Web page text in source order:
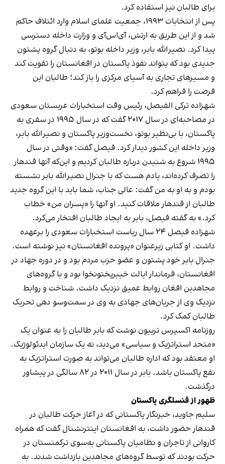
برای طالبان نیز استفاده کرد.
پس از انتخابات ۱۹۹۳، جمعیت علمای اسلام وارد ائتلاف حاکم
شد و از این طریق به ارتش، آی‌اس‌آی و وزارت داخله دسترسی
پیدا کرد. نصیرالله بابر، وزیر داخله بوتو، به دنبال گروه پشتون
جدیدی بود که بتواند نفوذ پاکستان در افغانستان را تقویت کند
و مسیرهای تجاری به آسیای مرکزی را باز کند؛ طالبان این
فرصت را فراهم کرد.
شهزاده ترکی الفیصل، رئیس وقت استخبارات عربستان سعودی
در مصاحبه‌ای در سال ۲۰۱۷ گفت که در سال ۱۹۹۵ در سفری به
پاکستان، با بی‌نظیر بوتو، نخست‌وزیر پاکستان و نصیرالله بابر،
وزیر داخله این کشور دیدار کرد. فیصل گفت: «وقتی در سال
۱۹۹۵ شروع به شنیدن درباره طالبان کردیم و این‌که آنها قندهار
را تصرف کرده‌اند، یادم هست که با جنرال نصیرالله بابر نشسته
بودم و به او به من گفت: عالی جناب، شما باید با این گروه جدید
طالبان از قندهار ملاقات کنید. او آنها را «پسران من» خطاب
کرد.» به گفته فیصل، بابر به ایجاد طالبان افتخار می‌کرد.
شهزاده فیصل ۲۴ سال ریاست استخبارات سعودی را برعهده
داشت. او کتابی زیرعنوان «پرونده افغانستان» نیز نوشته است.
جنرال بابر خود پشتون و عضو حزب مردم بود و در دوره جهاد در
افغانستان، فرماندار ایالت خیبرپختونخوا بود و با گروه‌های
مجاهدین افغان روابط عمیق نزدیک داشت. شناخت و روابط
نزدیک وی از جریان‌های جهادی به وی در سمت‌وسو دهی تحریک
طالبان کمک کرد.
روزنامه اکسپرس تربیون نوشت که بابر طالبان را به عنوان یک
«متحد استراتژیک و سیاسی» می‌دید، نه یک سازمان ایدئولوژیک.
او معتقد بود که اداره طالبان می‌تواند به صورت استراتژیک به
نفع پاکستان باشد. بابر در سال ۲۰۱۱ در ۸۲ سالگی در پیشاور
درگذشت.
ظهور از قنسلگری پاکستان
سلیم جاوید، خبرنگار پاکستانی که در آغاز حرکت طالبان در
قندهار حضور داشت، به افغانستان اینترنشنال گفت که همراه
کاروانی از تاجران و نظامیان پاکستانی به‌سوی ترکمنستان در
حرکت بودند که توسط گروه‌های مجاهدین بازداشت شدند. به